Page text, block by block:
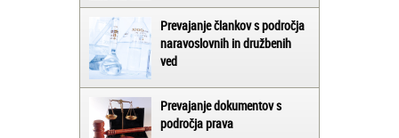
Prevajanje člankov s področja
naravoslovnih in družbenih
ved
Prevajanje dokumentov s
področja prava